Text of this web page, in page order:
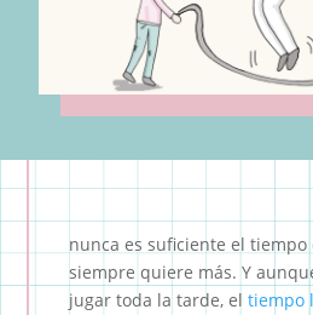
nunca es suficiente el
siempre quiere más. Y
jugar toda la tarde, el tiempo